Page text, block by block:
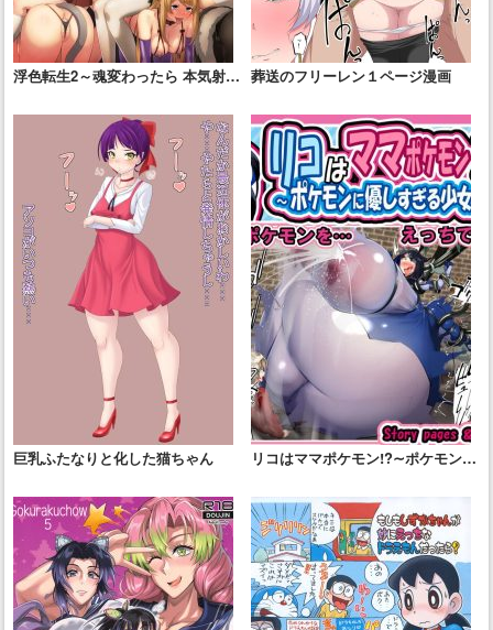
浮色転生2～魂変わったら 本気射精 葬送のフリーレン１ページ漫画
巨乳ふたなりと化した猫ちゃん
リコはママポケモン!?∼ポケモンに